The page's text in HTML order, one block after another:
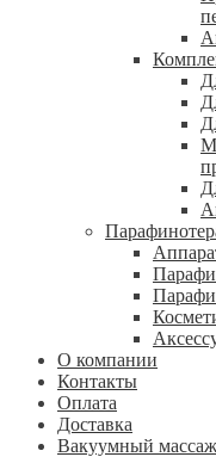
О компании
Контакты
Оплата
Доставка
Вакуумный массаж